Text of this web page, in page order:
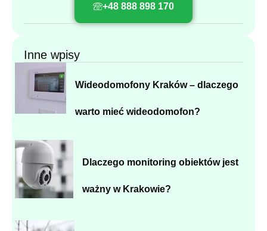
+48 888 898 170
Inne wpisy
Wideodomofony Kraków – dlaczego
warto mieć wideodomofon?
Dlaczego monitoring obiektów jest
ważny w Krakowie?